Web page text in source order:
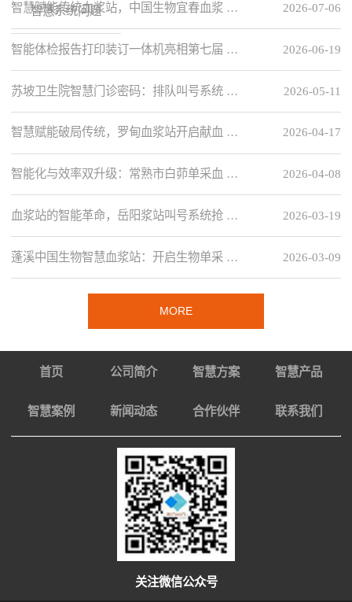
智慧系统问题 2026-07-06
智慧赋能传统血浆站，中国生物宜春血浆 …
2026-06-19
智能体检报告打印装订一体机亮相第七届 …
2026-05-11
苏坡卫生院智慧门诊密码：排队叫号系统 …
2026-04-17
智慧赋能破局传统，罗甸血浆站开启献血 …
2026-04-08
智能化与效率双升级：常熟市白茆单采血 …
2026-03-19
血浆站的智能革命，岳阳浆站叫号系统抢 …
2026-03-09
蓬溪中国生物智慧血浆站：开启生物单采 …
MORE
首页 公司简介 智慧方案 智慧产品
智慧案例 新闻动态 合作伙伴 联系我们
关注微信公众号